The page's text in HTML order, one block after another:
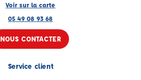
Voir sur la carte
05 49 08 93 68
NOUS CONTACTER
Service client